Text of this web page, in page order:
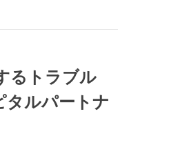
るトラブル
ルパートナ